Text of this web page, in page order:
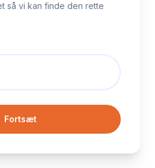
så vi kan finde den rette
Fortsæt